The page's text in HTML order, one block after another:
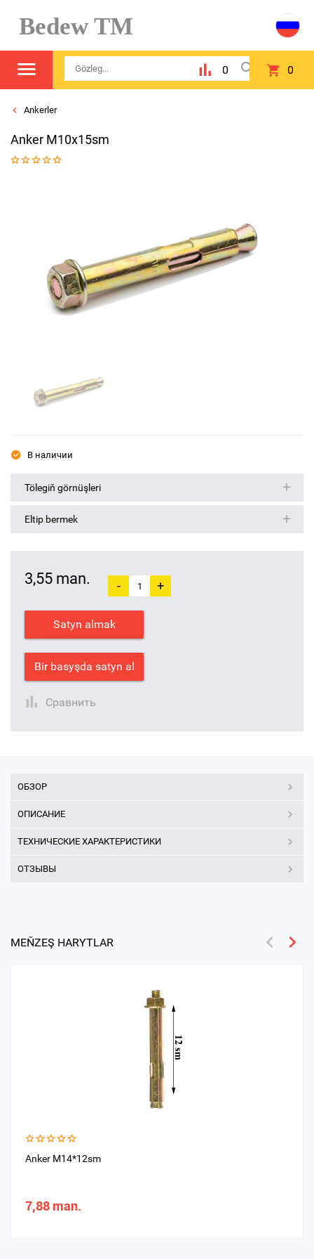
Bedew TM
0 0
Ankerler
Anker M10x15sm
В наличии
Tölegiň görnüşleri
Eltip bermek
3,55 man. - +
Satyn almak
Bir basyşda satyn al
Сравнить
ОБЗОР
ОПИСАНИЕ
ТЕХНИЧЕСКИЕ ХАРАКТЕРИСТИКИ
ОТЗЫВЫ
MEŇZEŞ HARYTLAR
Anker M14*12sm
7,88 man.